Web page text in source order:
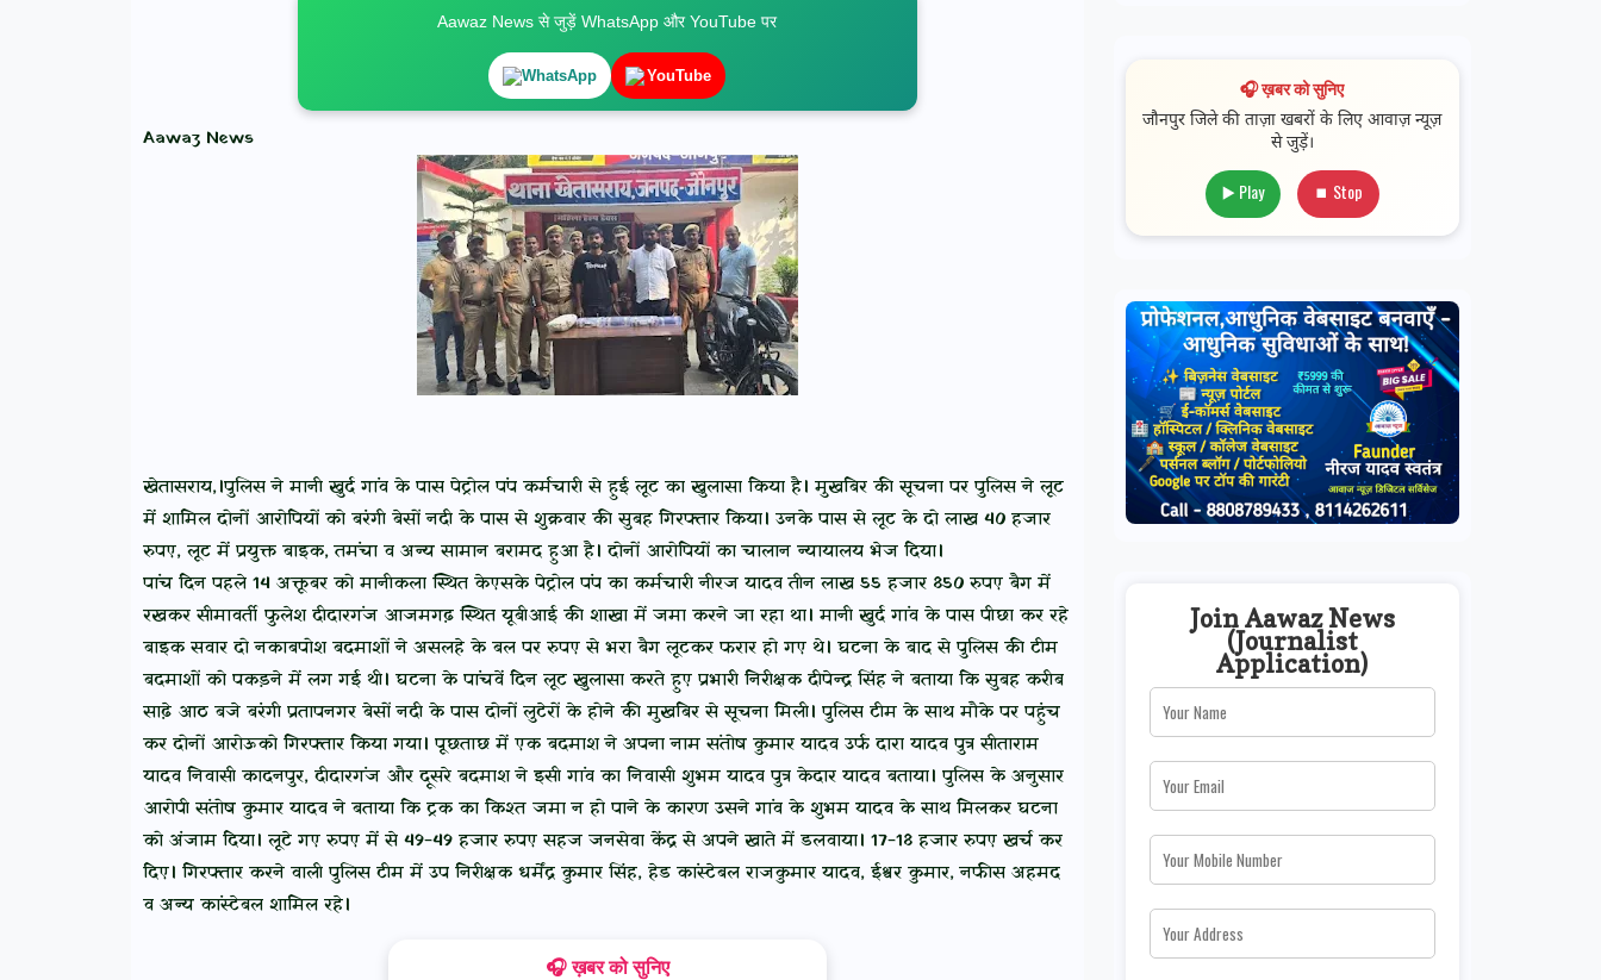
Aawaz News से जुड़ें WhatsApp और YouTube पर
WhatsApp YouTube
Aawaz News
खेतासराय,।पुलिस ने मानी खुर्द गांव के पास पेट्रोल पंप कर्मचारी से हुई लूट का खुलासा किया है। मुखबिर की सूचना पर पुलिस ने लूट
में शामिल दोनों आरोपियों को बरंगी बेसों नदी के पास से शुक्रवार की सुबह गिरफ्तार किया। उनके पास से लूट के दो लाख 40 हजार
रुपए, लूट में प्रयुक्त बाइक, तमंचा व अन्य सामान बरामद हुआ है। दोनों आरोपियों का चालान न्यायालय भेज दिया।
पांच दिन पहले 14 अक्तूबर को मानीकला स्थित केएसके पेट्रोल पंप का कर्मचारी नीरज यादव तीन लाख 55 हजार 850 रुपए बैग में
रखकर सीमावर्ती फुलेश दीदारगंज आजमगढ़ स्थित यूबीआई की शाखा में जमा करने जा रहा था। मानी खुर्द गांव के पास पीछा कर रहे
बाइक सवार दो नकाबपोश बदमाशों ने असलहे के बल पर रुपए से भरा बैग लूटकर फरार हो गए थे। घटना के बाद से पुलिस की टीम
बदमाशों को पकड़ने में लग गई थी। घटना के पांचवें दिन लूट खुलासा करते हुए प्रभारी निरीक्षक दीपेन्द्र सिंह ने बताया कि सुबह करीब
साढ़े आठ बजे बरंगी प्रतापनगर बेसों नदी के पास दोनों लुटेरों के होने की मुखबिर से सूचना मिली। पुलिस टीम के साथ मौके पर पहुंच
कर दोनों आरोऊको गिरफ्तार किया गया। पूछताछ में एक बदमाश ने अपना नाम संतोष कुमार यादव उर्फ दारा यादव पुत्र सीताराम
यादव निवासी कादनपुर, दीदारगंज और दूसरे बदमाश ने इसी गांव का निवासी शुभम यादव पुत्र केदार यादव बताया। पुलिस के अनुसार
आरोपी संतोष कुमार यादव ने बताया कि ट्रक का किश्त जमा न हो पाने के कारण उसने गांव के शुभम यादव के साथ मिलकर घटना
को अंजाम दिया। लूटे गए रुपए में से 49-49 हजार रुपए सहज जनसेवा केंद्र से अपने खाते में डलवाया। 17-18 हजार रुपए खर्च कर
दिए। गिरफ्तार करने वाली पुलिस टीम में उप निरीक्षक धर्मेंद्र कुमार सिंह, हेड कांस्टेबल राजकुमार यादव, ईश्वर कुमार, नफीस अहमद
व अन्य कांस्टेबल शामिल रहे।
🎧 ख़बर को सुनिए
🎧 ख़बर को सुनिए
जौनपुर जिले की ताज़ा खबरों के लिए आवाज़ न्यूज़
से जुड़ें।
▶️ Play ⏹ Stop
Join Aawaz News
(Journalist
Application)